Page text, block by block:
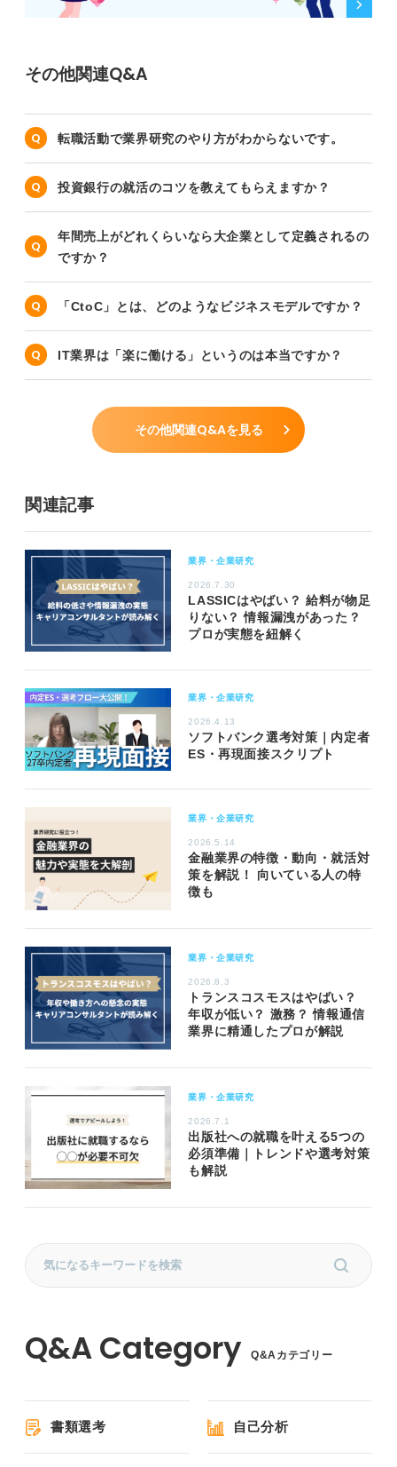
その他関連Q&A
転職活動で業界研究のやり方がわからないです。
投資銀行の就活のコツを教えてもらえますか？
年間売上がどれくらいなら大企業として定義されるの
ですか？
「CtoC」とは、どのようなビジネスモデルですか？
IT業界は「楽に働ける」というのは本当ですか？
その他関連Q&Aを見る
関連記事
業界・企業研究
2026.7.30
LASSICはやばい？ 給料が物足
りない？ 情報漏洩があった？
プロが実態を紐解く
業界・企業研究
2026.4.13
ソフトバンク選考対策｜内定者
ES・再現面接スクリプト
業界・企業研究
2026.5.14
金融業界の特徴・動向・就活対
策を解説！ 向いている人の特
徴も
業界・企業研究
2026.8.3
トランスコスモスはやばい？
年収が低い？ 激務？ 情報通信
業界に精通したプロが解説
業界・企業研究
2026.7.1
出版社への就職を叶える5つの
必須準備｜トレンドや選考対策
も解説
Q&Aカテゴリー
書類選考 自己分析